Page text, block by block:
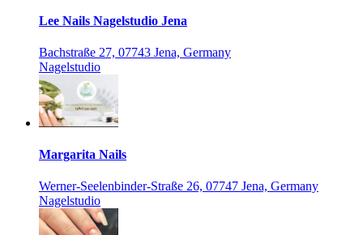
Lee Nails Nagelstudio Jena
Bachstraße 27, 07743 Jena, Germany
Nagelstudio
Margarita Nails
Werner-Seelenbinder-Straße 26, 07747 Jena, Germany
Nagelstudio